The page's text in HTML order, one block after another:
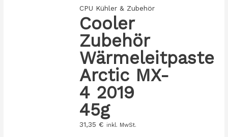
CPU Kühler & Zubehör
Cooler
Zubehör
Wärmeleitpaste
Arctic MX-
4 2019
45g
31,35 € inkl. MwSt.